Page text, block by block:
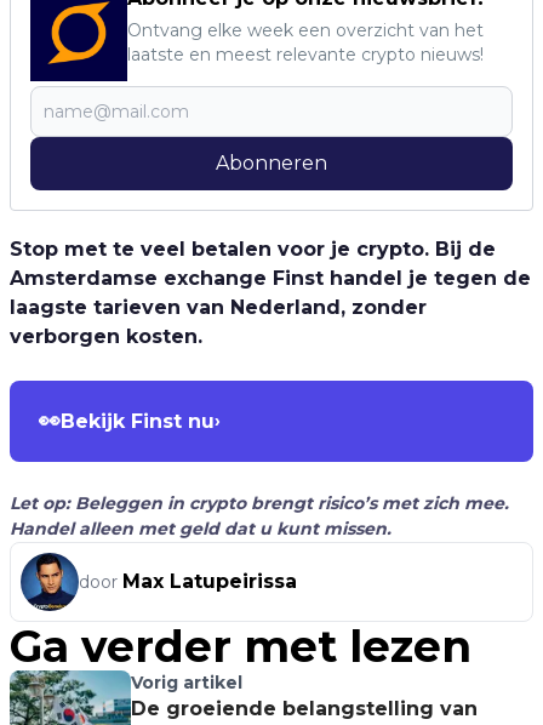
Ontvang elke week een overzicht van het
laatste en meest relevante crypto nieuws!
Abonneren
Stop met te veel betalen voor je crypto. Bij de
Amsterdamse exchange Finst handel je tegen de
laagste tarieven van Nederland, zonder
verborgen kosten.
👀Bekijk Finst nu›
Let op: Beleggen in crypto brengt risico’s met zich mee.
Handel alleen met geld dat u kunt missen.
door Max Latupeirissa
Ga verder met lezen
Vorig artikel
De groeiende belangstelling van